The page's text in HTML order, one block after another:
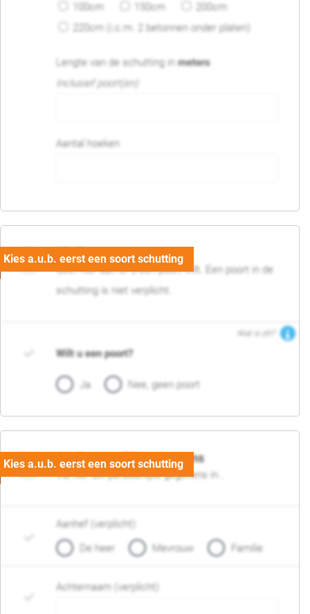
100cm
150cm
200cm
220cm (i.c.m. 2 betonnen onder platen)
Lengte van de schutting inmeters
Inclusief poort(en)
Aantal hoeken
05. Poort
Geef hier aan of u een poort wilt. Een poort in de
schutting is niet verplicht.
Wat is dit?
Wilt u een poort?
Ja Nee, geen poort
06. Persoonlijke gegevens
Vul hier uw persoonlijke gegevens in..
Aanhef (verplicht)
De heer
Mevrouw Familie
Achternaam (verplicht)